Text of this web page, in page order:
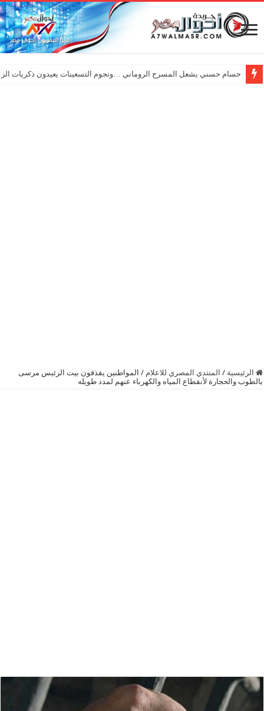
حسام حسني يشعل المسرح الروماني …ونجوم التسعينات يعيدون ذكريات
الرئيسية / المنتدي المصري للاعلام / المواطنين يقذفون بيت الرئيس مرسى
بالطوب والحجارة لأنقطاع المياه والكهرباء عنهم لمدد طويله